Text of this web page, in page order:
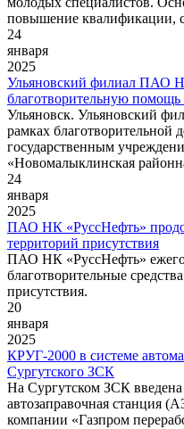
повышение квалификации,
24
января
2025
Ульяновский филиал ПАО
благотворительную
Ульяновск. Ульяновский
рамках благотворительной
государственным
«Новомалыклинская
24
января
2025
ПАО НК «РуссНефть»
территорий присутствия
ПАО НК «РуссНефть»
благотворительные
присутствия.
20
января
2025
КРУГ-2000 в системе
Сургутского ЗСК
На Сургутском ЗСК
автозаправочная станция
компании «Газпром